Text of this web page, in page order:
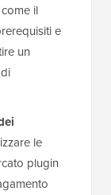
il
e
un
le
plugin